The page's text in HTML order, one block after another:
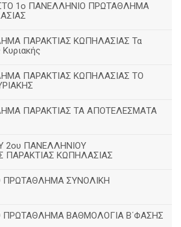
1ο ΠΑΝΕΛΛΗΝΙΟ ΠΡΩΤΑΘΛΗΜΑ
ΠΑΡΑΚΤΙΑΣ ΚΩΠΗΛΑΣΙΑΣ Τα
ΠΑΡΑΚΤΙΑΣ ΚΩΠΗΛΑΣΙΑΣ ΤΟ
ΠΑΡΑΚΤΙΑΣ ΤΑ ΑΠΟΤΕΛΕΣΜΑΤΑ
2ου ΠΑΝΕΛΛΗΝΙΟΥ
ΚΩΠΗΛΑΣΙΑΣ
ΠΡΩΤΑΘΛΗΜΑ ΣΥΝΟΛΙΚΗ
ΠΡΩΤΑΘΛΗΜΑ ΒΑΘΜΟΛΟΓΙΑ Β΄ΦΑΣΗΣ